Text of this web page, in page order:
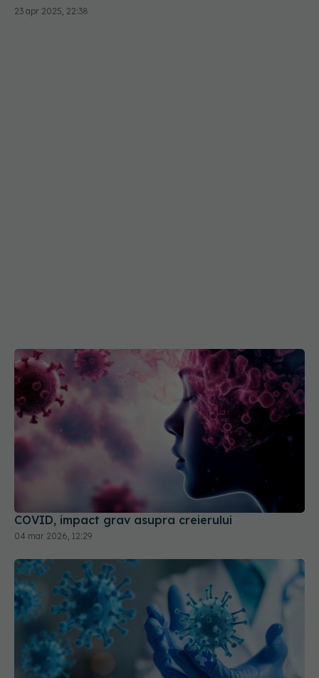
COVID, impact grav asupra creierului
04 mar 2026, 12:29